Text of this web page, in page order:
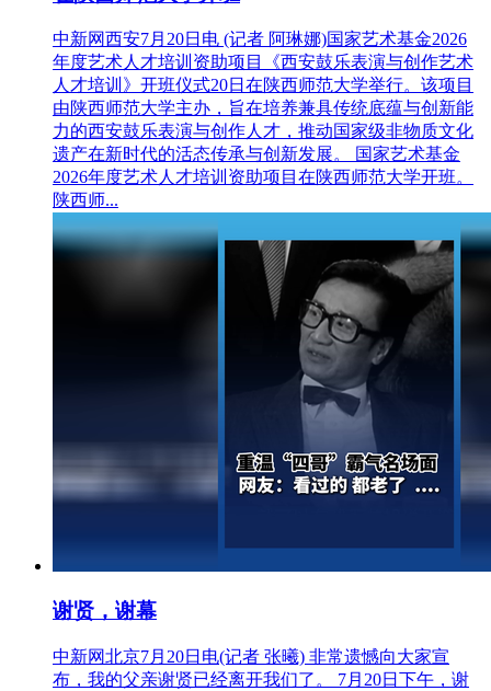
中新网西安7月20日电 (记者 阿琳娜)国家艺术基金2026
年度艺术人才培训资助项目《西安鼓乐表演与创作艺术
人才培训》开班仪式20日在陕西师范大学举行。该项目
由陕西师范大学主办，旨在培养兼具传统底蕴与创新能
力的西安鼓乐表演与创作人才，推动国家级非物质文化
遗产在新时代的活态传承与创新发展。 国家艺术基金
2026年度艺术人才培训资助项目在陕西师范大学开班。
陕西师...
谢贤，谢幕
中新网北京7月20日电(记者 张曦) 非常遗憾向大家宣
布，我的父亲谢贤已经离开我们了。 7月20日下午，谢